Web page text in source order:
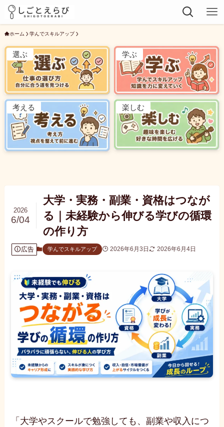
ホーム 学んでスキルアップ
選ぶ 学ぶ
考える 楽しむ
大学・実務・副業・資格はつなが
る｜未経験から伸びる学びの循環
の作り方
2026
6/04
広告 学んでスキルアップ 2026年6月3日 2026年6月4日
「大学やスクールで勉強しても、副業や収入につ